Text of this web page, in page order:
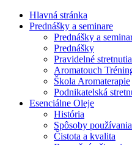
Hlavná stránka
Prednášky a seminare
Prednášky a
Prednášky
Pravidelné stretnutia
Aromatouch
Škola Aromaterapie
Podnikatelská
Esenciálne Oleje
História
Spôsoby používania
Čistota a kvalita